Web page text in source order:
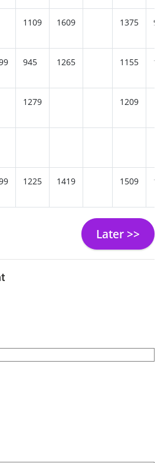
1109 1609 1375
945 1265 1155
1279 1209
1225 1419 1509
Later >>